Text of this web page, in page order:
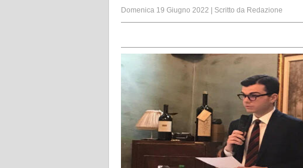
Domenica 19 Giugno 2022 | Scritto da Redazione